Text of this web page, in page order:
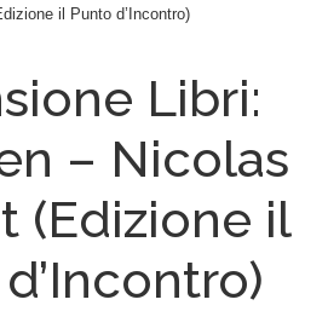
il Punto d’Incontro)
Libri:
– Nicolas
(Edizione il